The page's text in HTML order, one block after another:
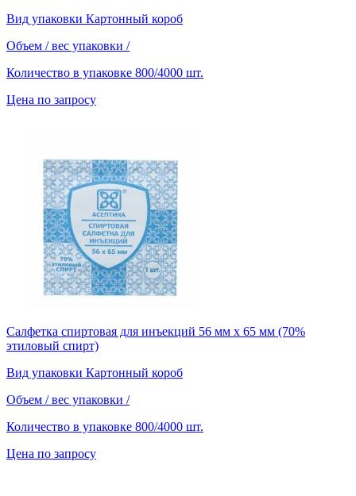
Вид упаковки Картонный короб
Объем / вес упаковки /
Количество в упаковке 800/4000 шт.
Цена по запросу
Салфетка спиртовая для инъекций 56 мм х 65 мм (70%
этиловый спирт)
Вид упаковки Картонный короб
Объем / вес упаковки /
Количество в упаковке 800/4000 шт.
Цена по запросу